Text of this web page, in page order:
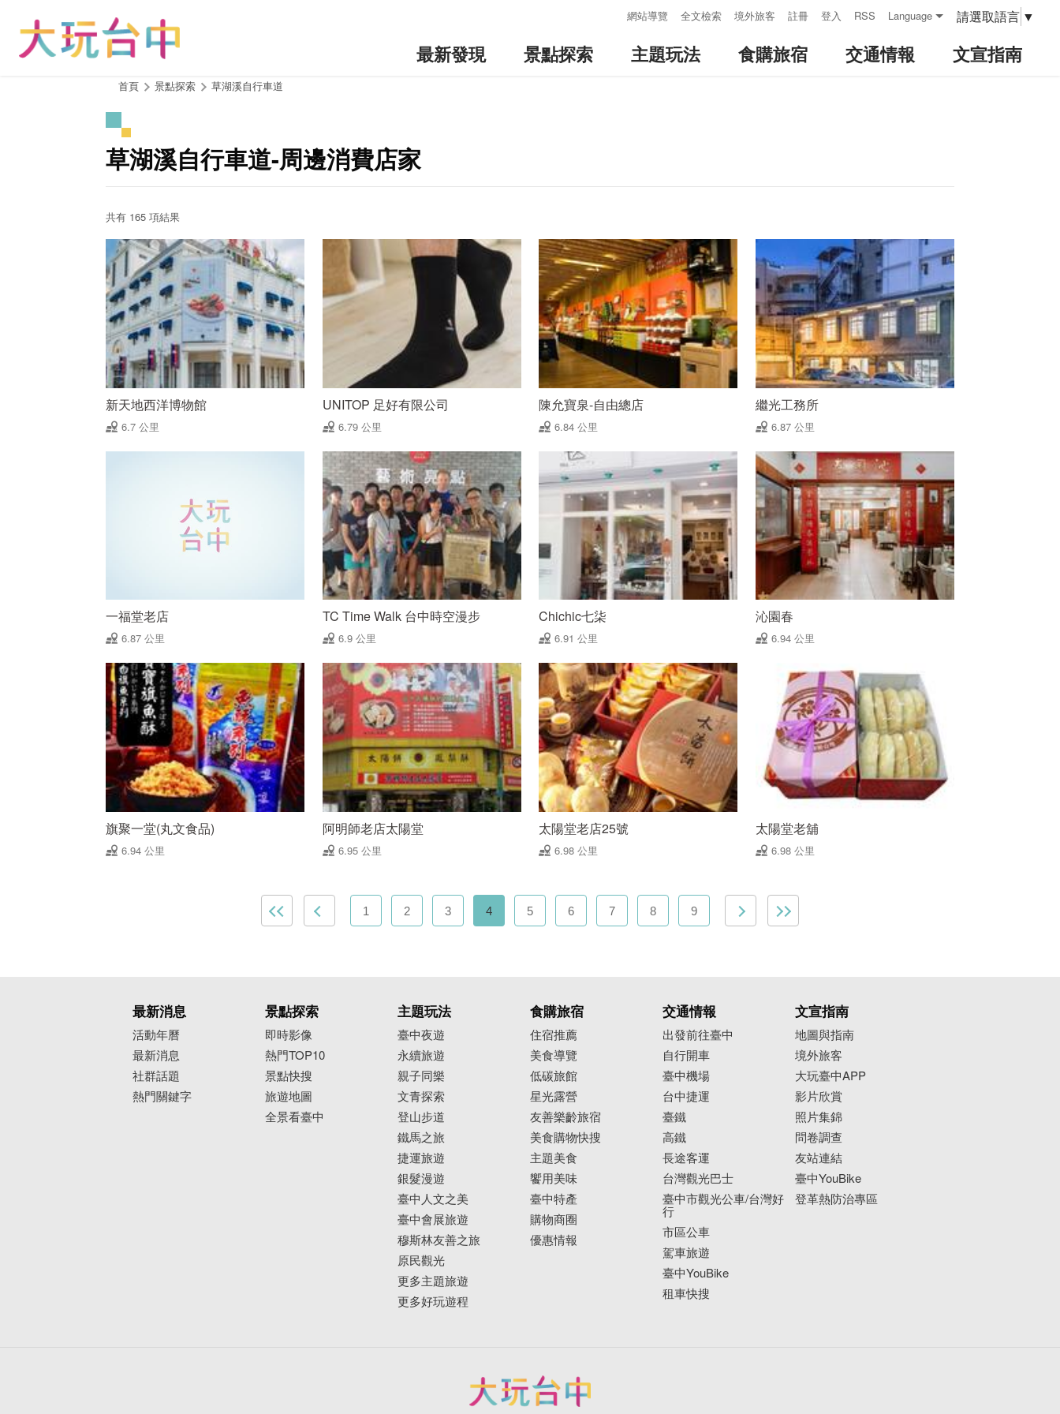
網站導覽 全文檢索 境外旅客 註冊 登入 RSS Language 請選取語言 ▼
最新發現 景點探索 主題玩法 食購旅宿 交通情報 文宣指南
首頁 景點探索 草湖溪自行車道
草湖溪自行車道-周邊消費店家
共有 165 項結果
新天地西洋博物館
6.7 公里
UNITOP 足好有限公司
6.79 公里
陳允寶泉-自由總店
6.84 公里
繼光工務所
6.87 公里
一福堂老店
6.87 公里
TC Time Walk 台中時空漫步
6.9 公里
Chichic七柒
6.91 公里
沁園春
6.94 公里
旗聚一堂(丸文食品)
6.94 公里
阿明師老店太陽堂
6.95 公里
太陽堂老店25號
6.98 公里
太陽堂老舖
6.98 公里
1 2 3 4 5 6 7 8 9
最新消息
活動年曆
最新消息
社群話題
熱門關鍵字
景點探索
即時影像
熱門TOP10
景點快搜
旅遊地圖
全景看臺中
主題玩法
臺中夜遊
永續旅遊
親子同樂
文青探索
登山步道
鐵馬之旅
捷運旅遊
銀髮漫遊
臺中人文之美
臺中會展旅遊
穆斯林友善之旅
原民觀光
更多主題旅遊
更多好玩遊程
食購旅宿
住宿推薦
美食導覽
低碳旅館
星光露營
友善樂齡旅宿
美食購物快搜
主題美食
饗用美味
臺中特產
購物商圈
優惠情報
交通情報
出發前往臺中
自行開車
臺中機場
台中捷運
臺鐵
高鐵
長途客運
台灣觀光巴士
臺中市觀光公車/台灣好
行
市區公車
駕車旅遊
臺中YouBike
租車快搜
文宣指南
地圖與指南
境外旅客
大玩臺中APP
影片欣賞
照片集錦
問卷調查
友站連結
臺中YouBike
登革熱防治專區